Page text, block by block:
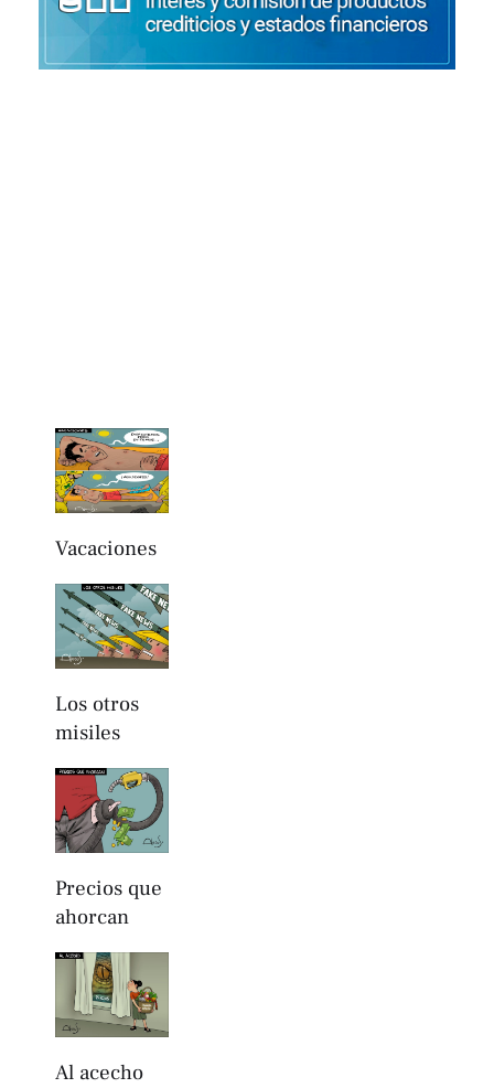
Vacaciones
Los otros
misiles
Precios que
ahorcan
Al acecho